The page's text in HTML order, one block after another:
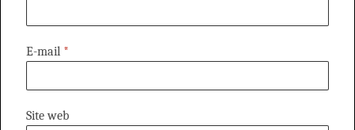
E-mail *
Site web